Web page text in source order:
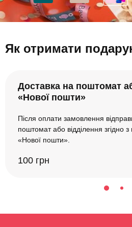
Як отримати
Доставка на поштомат
«Нової пошти»
Після оплати замовлення
поштомат або відділення згідно
«Нової пошти».
100 грн